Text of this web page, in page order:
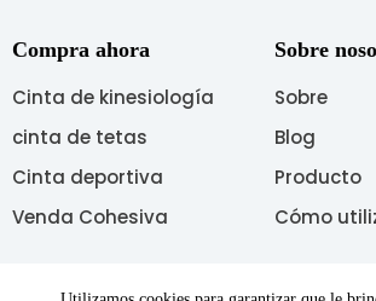
Compra ahora
Cinta de kinesiología
cinta de tetas
Cinta deportiva
Venda Cohesiva
Sobre
Sobre
Blog
Producto
Cómo
Síganos